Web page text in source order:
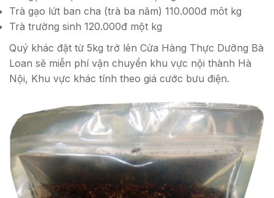
Trà gạo lứt ban cha (trà ba năm) 110.000đ môt kg
Trà trường sinh 120.000đ một kg
Quý khác đặt từ 5kg trở lên Cửa Hàng Thực Dưỡng Bà
Loan sẽ miễn phí vận chuyển khu vực nội thành Hà
Nội, Khu vực khác tính theo giá cước bưu điện.